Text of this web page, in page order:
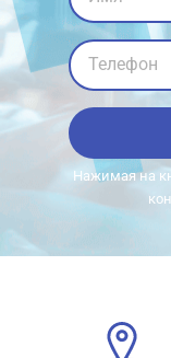
Телефон
Нажимая на